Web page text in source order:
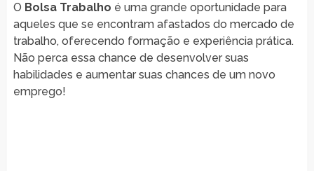
O Bolsa Trabalho é uma grande oportunidade para
aqueles que se encontram afastados do mercado de
trabalho, oferecendo formação e experiência prática.
Não perca essa chance de desenvolver suas
habilidades e aumentar suas chances de um novo
emprego!